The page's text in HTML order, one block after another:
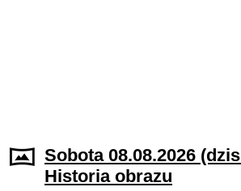
Sobota 08.08.2026
Historia obrazu